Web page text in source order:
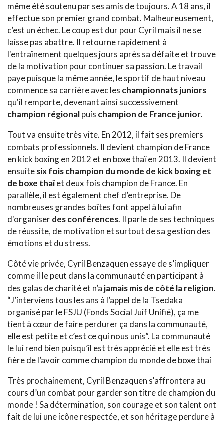
même été soutenu par ses amis de toujours. A 18 ans, il
effectue son premier grand combat. Malheureusement,
c’est un échec. Le coup est dur pour Cyril mais il ne se
laisse pas abattre. Il retourne rapidement à
l'entraînement quelques jours après sa défaite et trouve
de la motivation pour continuer sa passion. Le travail
paye puisque la même année, le sportif de haut niveau
commence sa carrière avec les championnats juniors
qu'il remporte, devenant ainsi successivement
champion régionalpuis champion de France junior.
Tout va ensuite très vite. En 2012, il fait ses premiers
combats professionnels. Il devient champion de France
en kick boxing en 2012 et en boxe thaï en 2013. Il devient
ensuitesix fois champion du monde de kick boxing et
de boxe thaïet deux fois champion de France. En
parallèle, il est également chef d’entreprise. De
nombreuses grandes boîtes font appel à lui afin
d'organiserdes conférences. Il parle de ses techniques
de réussite, de motivation et surtout de sa gestion des
émotions et du stress.
Côté vie privée, Cyril Benzaquen essaye de s’impliquer
comme il le peut dans la communauté en participant à
des galas de charité et n’a jamais mis de côté la religion.
“J’interviens tous les ans à l’appel de la Tsedaka
organisé par le FSJU (Fonds Social Juif Unifié), ça me
tient à cœur de faire perdurer ça dans la communauté,
elle est petite et c’est ce qui nous unis”. La communauté
le lui rend bien puisqu’il est très apprécié et elle est très
fière de l’avoir comme champion du monde de boxe thai
Très prochainement, Cyril Benzaquen s'affrontera au
cours d’un combat pour garder son titre de champion du
monde ! Sa détermination, son courage et son talent ont
fait de lui une icône respectée, et son héritage perdure à